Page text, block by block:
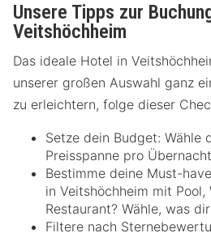
Unsere Tipps zur
Veitshöchheim
Das ideale Hotel in
unserer großen Auswahl ganz
zu erleichtern, folge dieser
Setze dein Budget: Wähle
Preisspanne pro
Bestimme deine Must-
in Veitshöchheim mit
Restaurant? Wähle, was
Filtere nach